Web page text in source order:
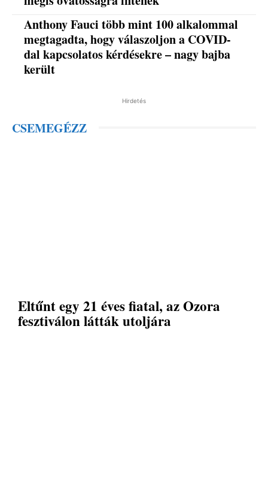
Anthony Fauci több mint 100 alkalommal
megtagadta, hogy válaszoljon a COVID-
dal kapcsolatos kérdésekre – nagy bajba
került
Hirdetés
CSEMEGÉZZ
Eltűnt egy 21 éves fiatal, az Ozora
fesztiválon látták utoljára